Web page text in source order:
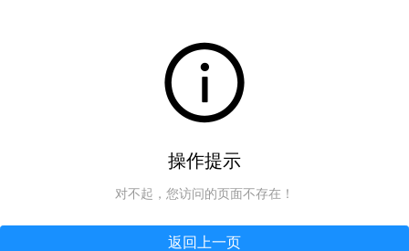
操作提示
对不起，您访问的页面不存在！
返回上一页